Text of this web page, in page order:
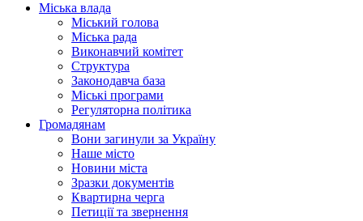
Міська влада
Міський голова
Міська рада
Виконавчий комітет
Структура
Законодавча база
Міські програми
Регуляторна політика
Громадянам
Вони загинули за Україну
Наше місто
Новини міста
Зразки документів
Квартирна черга
Петиції та звернення